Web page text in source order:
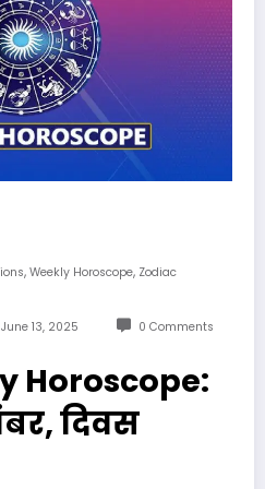
, Weekly Horoscope, Zodiac
June 13, 2025 0 Comments
Horoscope:
दिवस